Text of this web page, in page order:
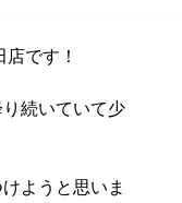
です！
続いていて少
ようと思いま